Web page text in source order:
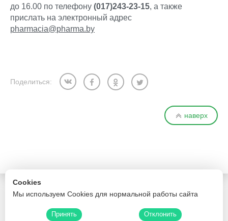
до 16.00 по телефону (017)243-23-15, а также
прислать на электронный адрес
pharmacia@pharma.by
Поделиться:
наверх
Cookies
Мы используем Cookies для нормальной работы сайта
Принять Отклонить